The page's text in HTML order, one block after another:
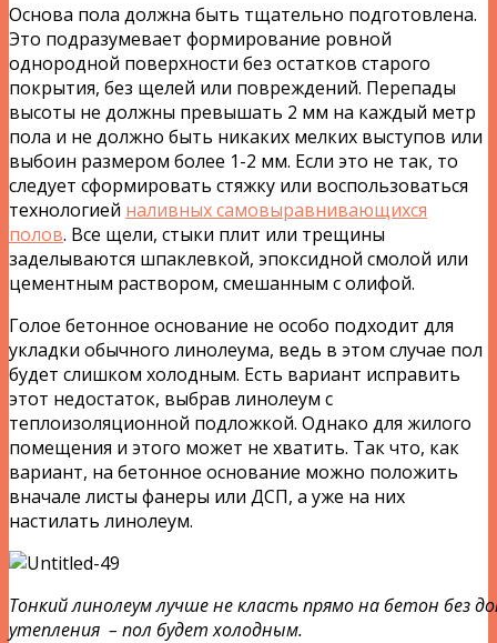
Основа пола должна быть тщательно подготовлена.
Это подразумевает формирование ровной
однородной поверхности без остатков старого
покрытия, без щелей или повреждений. Перепады
высоты не должны превышать 2 мм на каждый метр
пола и не должно быть никаких мелких выступов или
выбоин размером более 1-2 мм. Если это не так, то
следует сформировать стяжку или воспользоваться
технологией наливных самовыравнивающихся
полов. Все щели, стыки плит или трещины
заделываются шпаклевкой, эпоксидной смолой или
цементным раствором, смешанным с олифой.
Голое бетонное основание не особо подходит для
укладки обычного линолеума, ведь в этом случае пол
будет слишком холодным. Есть вариант исправить
этот недостаток, выбрав линолеум с
теплоизоляционной подложкой. Однако для жилого
помещения и этого может не хватить. Так что, как
вариант, на бетонное основание можно положить
вначале листы фанеры или ДСП, а уже на них
настилать линолеум.
Тонкий линолеум лучше не класть прямо на бетон без
утепления – пол будет холодным.